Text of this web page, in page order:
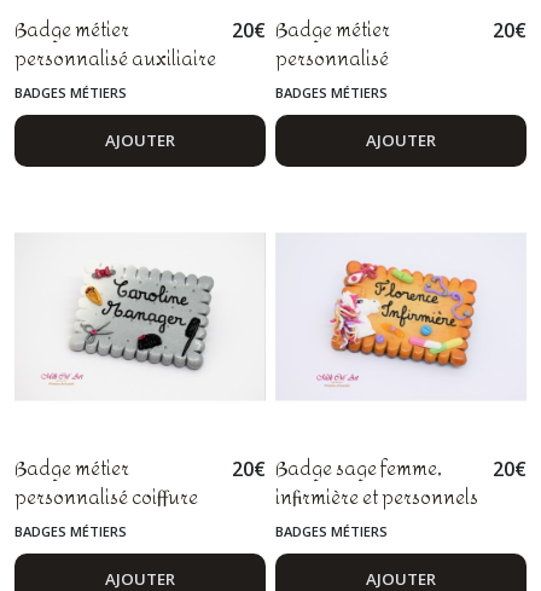
Badge métier
personnalisé auxiliaire
de vie ou aide à la
personne en fimo
20€
BADGES MÉTIERS
AJOUTER
Badge métier
personnalisé
infirmière, aide-
soignante, pédiatre,
docteur en pâte
polymère fimo
20€
BADGES MÉTIERS
AJOUTER
Badge métier
personnalisé coiffure
coiffeuse coiffeur en
pâte polymère fimo
20€
BADGES MÉTIERS
AJOUTER
Badge sage femme,
infirmière et personnels
soignants biscuit et
licorne en fimo
20€
BADGES MÉTIERS
AJOUTER